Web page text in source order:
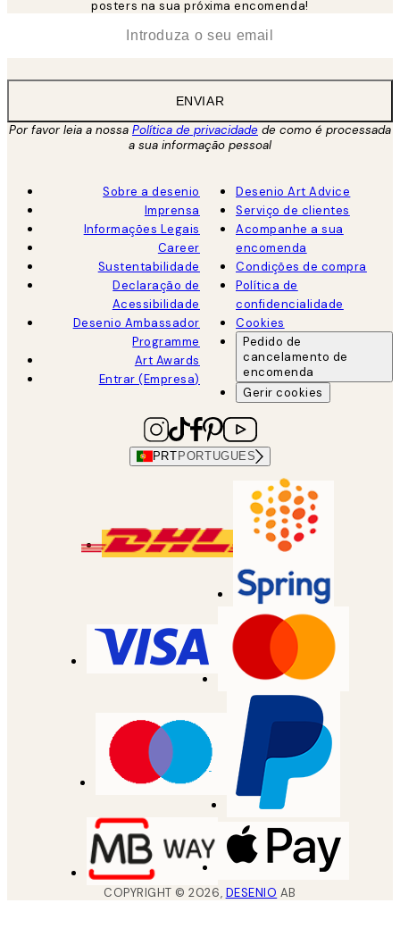
posters na sua próxima encomenda!
ENVIAR
Por favor leia a nossa Política de privacidade de como é processada
a sua informação pessoal
Sobre a desenio
Imprensa
Informações Legais
Career
Sustentabilidade
Declaração de
Acessibilidade
Desenio Ambassador
Programme
Art Awards
Entrar (Empresa)
Desenio Art Advice
Serviço de clientes
Acompanhe a sua
encomenda
Condições de compra
Política de
confidencialidade
Cookies
Pedido de
cancelamento de
encomenda
Gerir cookies
PRT PORTUGUES
COPYRIGHT ©2026, DESENIO AB